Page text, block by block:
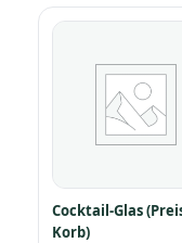
Cocktail-Glas
Korb)